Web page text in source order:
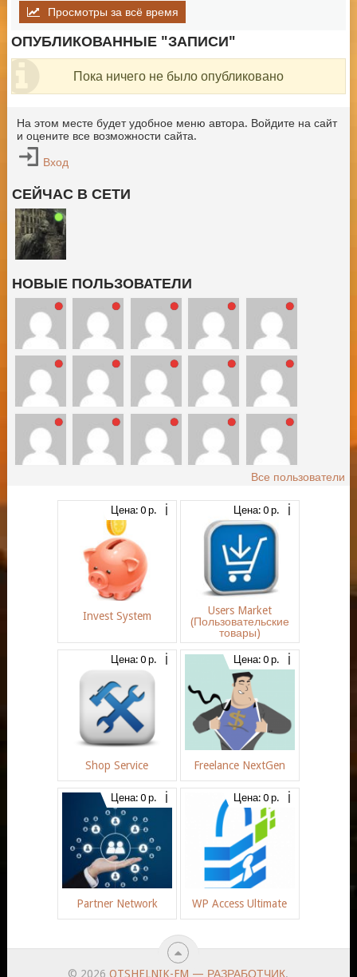
Просмотры за всё время
ОПУБЛИКОВАННЫЕ "ЗАПИСИ"
Пока ничего не было опубликовано
На этом месте будет удобное меню автора. Войдите на сайт
и оцените все возможности сайта.
Вход
СЕЙЧАС В СЕТИ
НОВЫЕ ПОЛЬЗОВАТЕЛИ
Все пользователи
Цена: 0 р.
Invest System
Цена: 0 р.
Users Market
(Пользовательские
товары)
Цена: 0 р.
Shop Service
Цена: 0 р.
Freelance NextGen
Цена: 0 р.
Partner Network
Цена: 0 р.
WP Access Ultimate
© 2026OTSHELNIK-FM — РАЗРАБОТЧИК.